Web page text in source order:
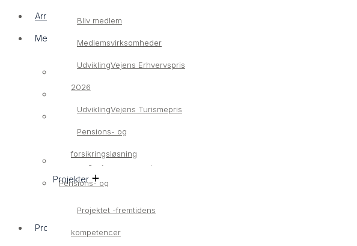
Bliv medlem
Medlemsvirksomheder
UdviklingVejens Erhvervspris
2026
UdviklingVejens Turismepris
Pensions- og
forsikringsløsning
Projekter
Projektet -fremtidens
kompetencer
Arrangementer
Medlemskab
Bliv medlem
Medlemsvirksomheder
UdviklingVejens Erhvervspris
UdviklingVejens Turismepris
Pensions- og
Projekter